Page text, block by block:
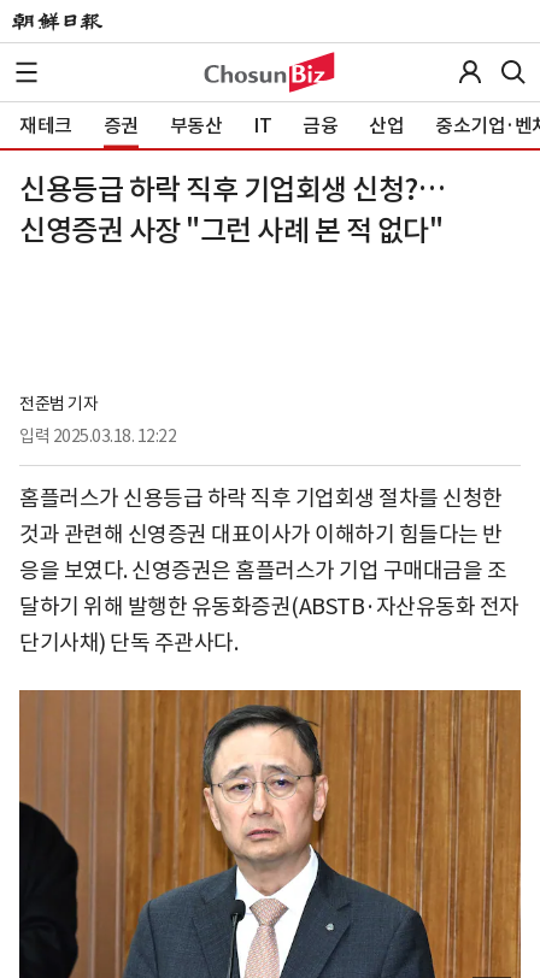
재테크 증권 부동산 IT 금융 산업 중소기업·벤
신용등급 하락 직후 기업회생 신청?…
신영증권 사장 "그런 사례 본 적 없다"
전준범 기자
입력 2025.03.18. 12:22
홈플러스가 신용등급 하락 직후 기업회생 절차를 신청한
것과 관련해 신영증권 대표이사가 이해하기 힘들다는 반
응을 보였다. 신영증권은 홈플러스가 기업 구매대금을 조
달하기 위해 발행한 유동화증권(ABSTB·자산유동화 전자
단기사채) 단독 주관사다.